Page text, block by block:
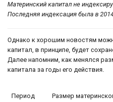
Материнский капитал не
Последняя индексация была в
Однако к хорошим новостям
капитал, в принципе, будет
Далее напомним, как менялся
капитала за годы его действия.
Период Размер